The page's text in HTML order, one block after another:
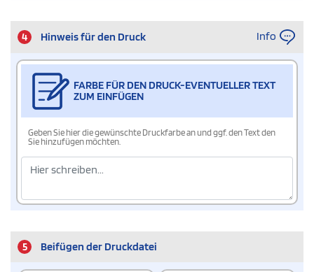
4 Hinweis für den Druck Info
FARBE FÜR DEN DRUCK-EVENTUELLER TEXT
ZUM EINFÜGEN
Geben Sie hier die gewünschte Druckfarbe an und ggf. den Text den
Sie hinzufügen möchten.
5 Beifügen der Druckdatei